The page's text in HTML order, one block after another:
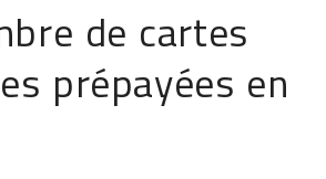
de cartes
prépayées en